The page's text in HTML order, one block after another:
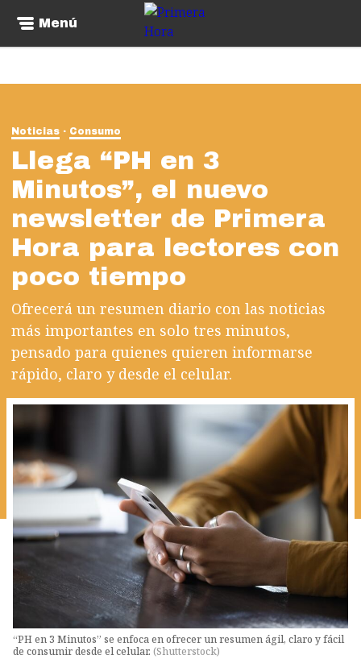
Menú
Noticias Consumo
Llega “PH en 3
Minutos”, el nuevo
newsletter de Primera
Hora para lectores con
poco tiempo
Ofrecerá un resumen diario con las noticias
más importantes en solo tres minutos,
pensado para quienes quieren informarse
rápido, claro y desde el celular.
“PH en 3 Minutos” se enfoca en ofrecer un resumen ágil, claro y fácil
de consumir desde el celular. (Shutterstock)